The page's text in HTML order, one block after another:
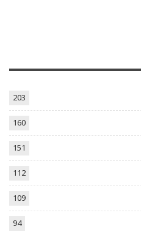
203
160
151
112
109
94